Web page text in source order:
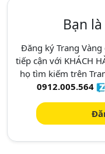
Bạn
Đăng ký Trang
tiếp cận với KHÁCH
họ tìm kiếm trên
0912.005.564